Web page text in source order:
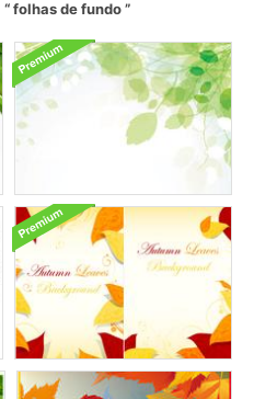
folhas de fundo